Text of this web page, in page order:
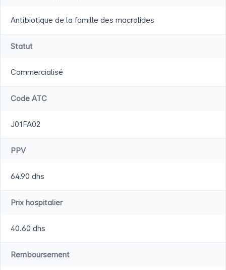
Antibiotique de la famille des macrolides
Statut
Commercialisé
Code ATC
J01FA02
PPV
64.90 dhs
Prix hospitalier
40.60 dhs
Remboursement